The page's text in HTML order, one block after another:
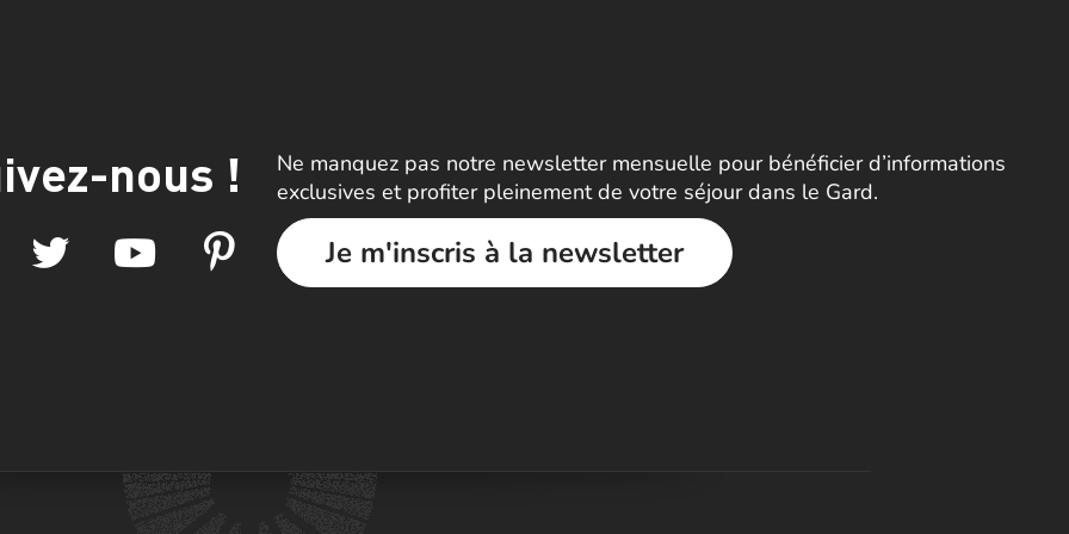
nous !
Ne manquez pas notre newsletter mensuelle pour bénéficier d’informations
exclusives et profiter pleinement de votre séjour dans le Gard.
Je m'inscris à la newsletter